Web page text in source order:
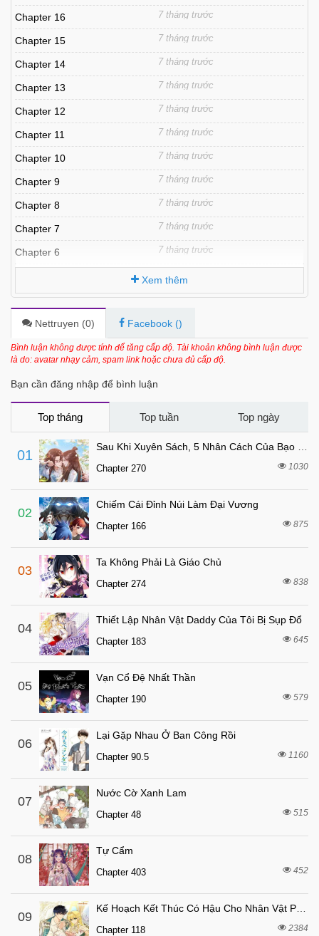
Chapter 16 7 tháng trước
Chapter 15 7 tháng trước
Chapter 14 7 tháng trước
Chapter 13 7 tháng trước
Chapter 12 7 tháng trước
Chapter 11 7 tháng trước
Chapter 10 7 tháng trước
Chapter 9 7 tháng trước
Chapter 8 7 tháng trước
Chapter 7 7 tháng trước
Chapter 6 7 tháng trước
Chapter 4 7 tháng trước
Chapter 3 7 tháng trước
Chapter 2 7 tháng trước
7 tháng trước
Xem thêm
Nettruyen (0) Facebook ()
Bình luận không được tính để tăng cấp độ. Tài khoản không bình luận được
là do: avatar nhạy cảm, spam link hoặc chưa đủ cấp độ.
Bạn cần đăng nhập để bình luận
Top tháng Top tuần Top ngày
01
Chapter 270 1030
02
Chiếm Cái Đỉnh Núi Làm Đại Vương
Chapter 166 875
03
Ta Không Phải Là Giáo Chủ
Chapter 274 838
04
Thiết Lập Nhân Vật Daddy Của Tôi Bị Sụp Đổ
Chapter 183 645
05
Vạn Cổ Đệ Nhất Thần
Chapter 190 579
06
Lại Gặp Nhau Ở Ban Công Rồi
Chapter 90.5 1160
07
Nước Cờ Xanh Lam
Chapter 48 515
08
Tự Cẩm
Chapter 403 452
09
Chapter 118 2384